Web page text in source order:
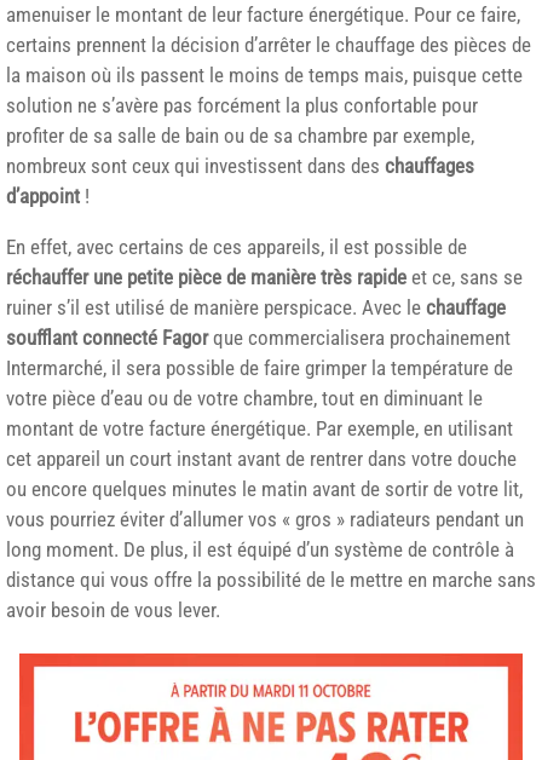
amenuiser le montant de leur facture énergétique. Pour ce faire,
certains prennent la décision d’arrêter le chauffage des pièces de
la maison où ils passent le moins de temps mais, puisque cette
solution ne s’avère pas forcément la plus confortable pour
profiter de sa salle de bain ou de sa chambre par exemple,
nombreux sont ceux qui investissent dans des chauffages
d’appoint !
En effet, avec certains de ces appareils, il est possible de
réchauffer une petite pièce de manière très rapide et ce, sans se
ruiner s’il est utilisé de manière perspicace. Avec le chauffage
soufflant connecté Fagorque commercialisera prochainement
Intermarché, il sera possible de faire grimper la température de
votre pièce d’eau ou de votre chambre, tout en diminuant le
montant de votre facture énergétique. Par exemple, en utilisant
cet appareil un court instant avant de rentrer dans votre douche
ou encore quelques minutes le matin avant de sortir de votre lit,
vous pourriez éviter d’allumer vos « gros » radiateurs pendant un
long moment. De plus, il est équipé d’un système de contrôle à
distance qui vous offre la possibilité de le mettre en marche sans
avoir besoin de vous lever.